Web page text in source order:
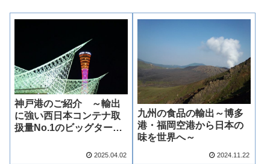
神戸港のご紹介 ～輸出
に強い西日本コンテナ取
扱量No.1のビッグターミ
2025.04.02
九州の食品の輸出～博多
港・福岡空港から日本の
味を世界へ～
2024.11.22